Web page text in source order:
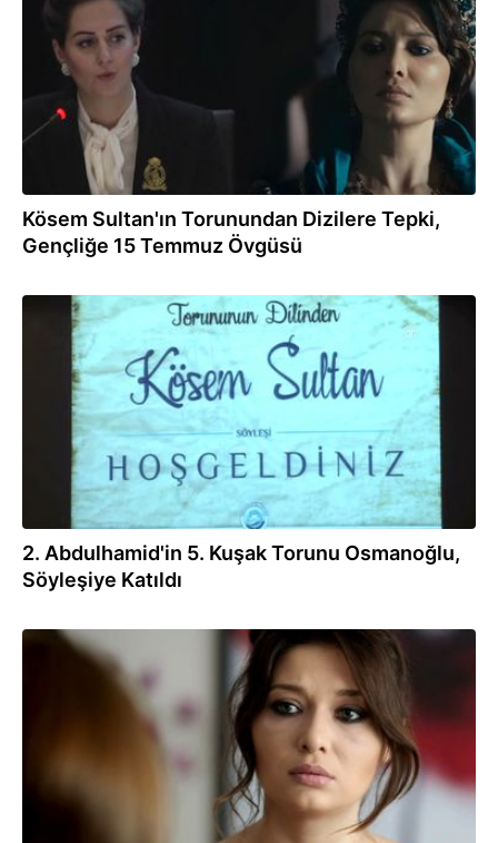
Kösem Sultan'ın Torunundan Dizilere Tepki,
Gençliğe 15 Temmuz Övgüsü
27.01.2017
2. Abdulhamid'in 5. Kuşak Torunu Osmanoğlu,
Söyleşiye Katıldı
08.01.2017